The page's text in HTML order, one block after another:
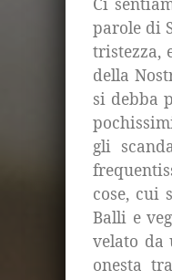
parole di
tristezza,
della
si debba
gli
cose, cui
Balli e
velato da
onesta